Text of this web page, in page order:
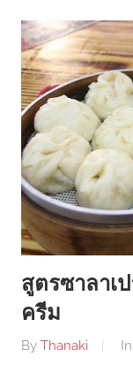
สูตรซาลาเ
ครีม
By Thanaki In